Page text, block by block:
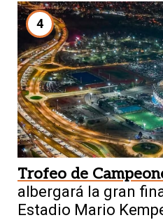
4
Trofeo de
albergará la gran
Estadio Mario